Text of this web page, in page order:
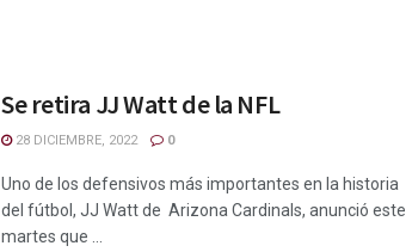
Se retira JJ Watt de la NFL
28 DICIEMBRE, 2022 0
Uno de los defensivos más importantes en la historia
del fútbol, JJ Watt de Arizona Cardinals, anunció este
martes que ...